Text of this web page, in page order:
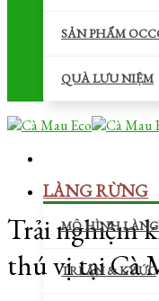
SẢN PHẨM
QUÀ LƯU NIỆM
LÀNG RỪNG
MÔ HÌNH
TRI ÂN & KÝ ỨC
Trải nghiệm
thú vị tại Cà